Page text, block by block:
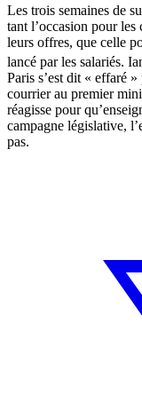
Les trois semaines de
tant l’occasion pour les
leurs offres, que celle
lancé par les salariés.
Paris s’est dit « effaré
courrier au premier
réagisse pour
campagne législative,
pas.